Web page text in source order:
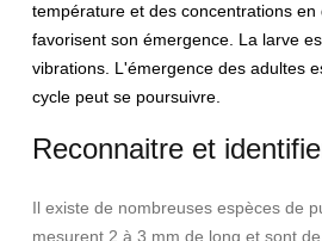
température et des concentrations en
favorisent son émergence. La larve
vibrations. L'émergence des adultes
cycle peut se poursuivre.
Reconnaitre et
Il existe de nombreuses espèces de
mesurent 2 à 3 mm de long et sont